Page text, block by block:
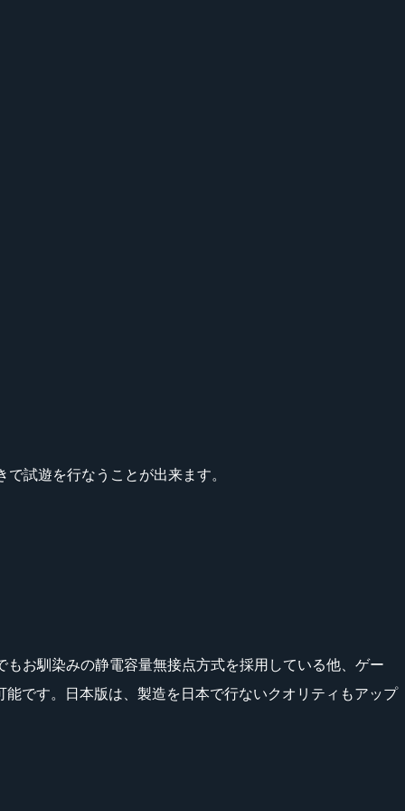
試遊を行なうことが出来ます。
お馴染みの静電容量無接点方式を採用している他、ゲー
です。日本版は、製造を日本で行ないクオリティもアップ